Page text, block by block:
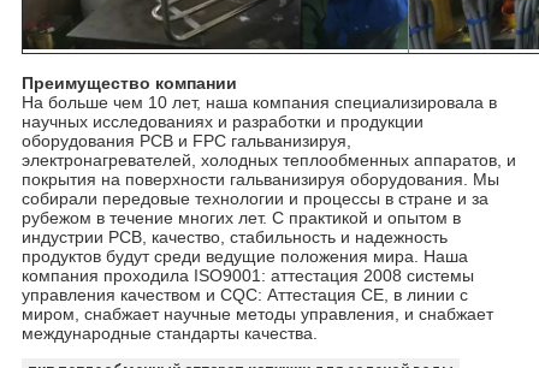
Преимущество компании
На больше чем 10 лет, наша компания специализировала в
научных исследованиях и разработки и продукции
оборудования PCB и FPC гальванизируя,
электронагревателей, холодных теплообменных аппаратов, и
покрытия на поверхности гальванизируя оборудования. Мы
собирали передовые технологии и процессы в стране и за
рубежом в течение многих лет. С практикой и опытом в
индустрии PCB, качество, стабильность и надежность
продуктов будут среди ведущие положения мира. Наша
компания проходила ISO9001: аттестация 2008 системы
управления качеством и CQC: Аттестация CE, в линии с
миром, снабжает научные методы управления, и снабжает
международные стандарты качества.